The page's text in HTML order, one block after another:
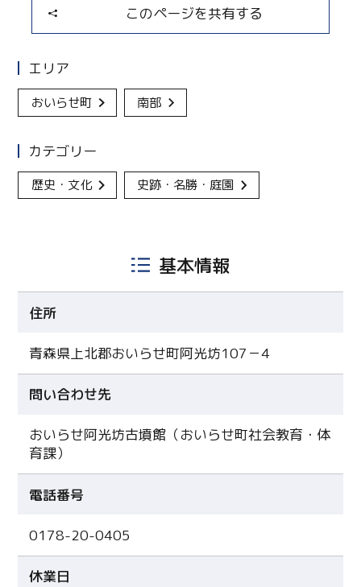
このページを共有する
エリア
おいらせ町 南部
カテゴリー
歴史・文化 史跡・名勝・庭園
基本情報
住所
青森県上北郡おいらせ町阿光坊107－4
問い合わせ先
おいらせ阿光坊古墳館（おいらせ町社会教育・体
育課）
電話番号
0178-20-0405
休業日